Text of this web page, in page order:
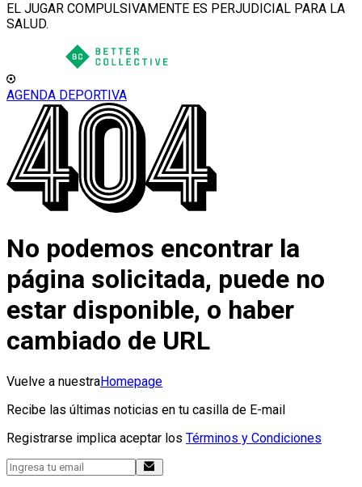
EL JUGAR COMPULSIVAMENTE ES PERJUDICIAL PARA LA
SALUD.
AGENDA DEPORTIVA
No podemos encontrar la
página solicitada, puede no
estar disponible, o haber
cambiado de URL
Vuelve a nuestraHomepage
Recibe las últimas noticias en tu casilla de E-mail
Registrarse implica aceptar los Términos y Condiciones